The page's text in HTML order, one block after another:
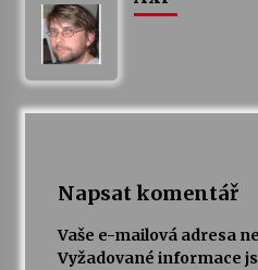
Ozvěny prázdnin
Za kulturou
Varhanní recitál
3. 7. 2026
Napsat komentář
Vaše e-mailová adresa
Vyžadované informace